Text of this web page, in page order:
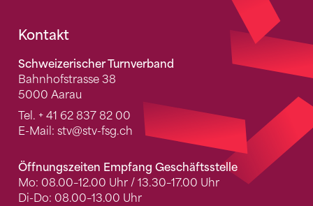
Fusszeile
Kontakt
Schweizerischer Turnverband
Bahnhofstrasse 38
5000 Aarau
Tel. + 41 62 837 82 00
E-Mail: stv@stv-fsg.ch
Öffnungszeiten Empfang Geschäftsstelle
Mo: 08.00–12.00 Uhr / 13.30–17.00 Uhr
Di-Do: 08.00–13.00 Uhr